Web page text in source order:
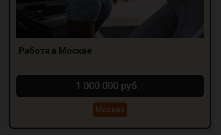
Работа в Москве
1 000 000 руб.
Москва